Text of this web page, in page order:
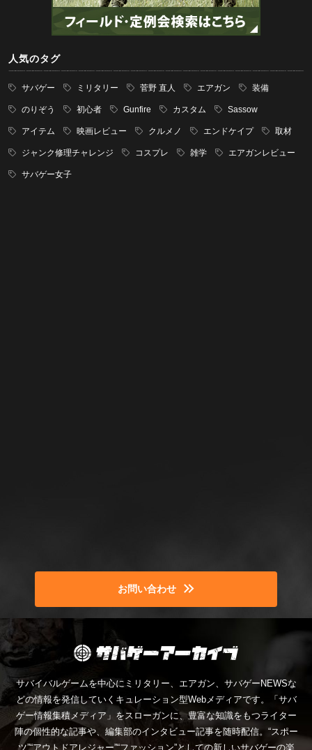
人気のタグ
サバゲー ミリタリー 菅野 直人 エアガン 装備
のりぞう 初心者 Gunfire カスタム Sassow
アイテム 映画レビュー クルメノ エンドケイプ 取材
ジャンク修理チャレンジ コスプレ 雑学 エアガンレビュー
サバゲー女子
お問い合わせ
サバイバルゲームを中心にミリタリー、エアガン、サバゲーNEWSな
どの情報を発信していくキュレーション型Webメディアです。「サバ
ゲー情報集積メディア」をスローガンに、豊富な知識をもつライター
陣の個性的な記事や、編集部のインタビュー記事を随時配信。“スポー
ツ”“アウトドアレジャー”“ファッション”としての新しいサバゲーの楽